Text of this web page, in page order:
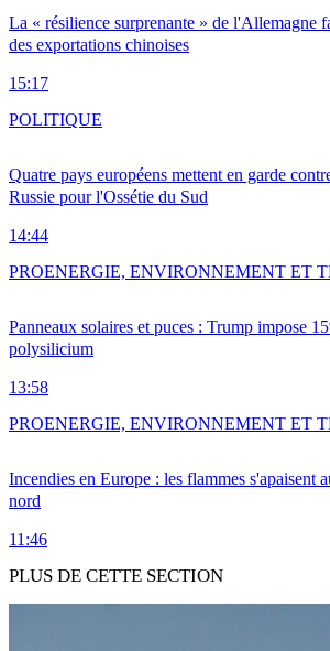
La « résilience surprenante » de l'Allemagne
des exportations chinoises
15:17
Quatre pays européens mettent en garde
Russie pour l'Ossétie du Sud
14:44
POLITIQUE
Panneaux solaires et puces : Trump impose
polysilicium
13:58
PROENERGIE, ENVIRONNEMENT ET
Incendies en Europe : les flammes s'apaisent
nord
11:46
PROENERGIE, ENVIRONNEMENT ET
PLUS DE CETTE SECTION